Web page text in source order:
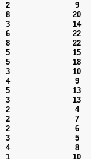
2
9
8
20
3
14
6
22
8
22
5
15
5
18
3
10
4
9
5
13
3
13
2
4
2
7
2
6
3
5
4
8
1 10